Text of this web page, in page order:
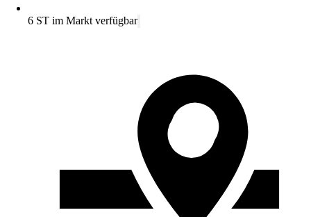
6 ST im Markt verfügbar